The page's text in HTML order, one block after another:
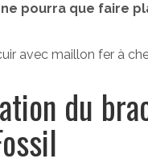
ne pourra que faire
du